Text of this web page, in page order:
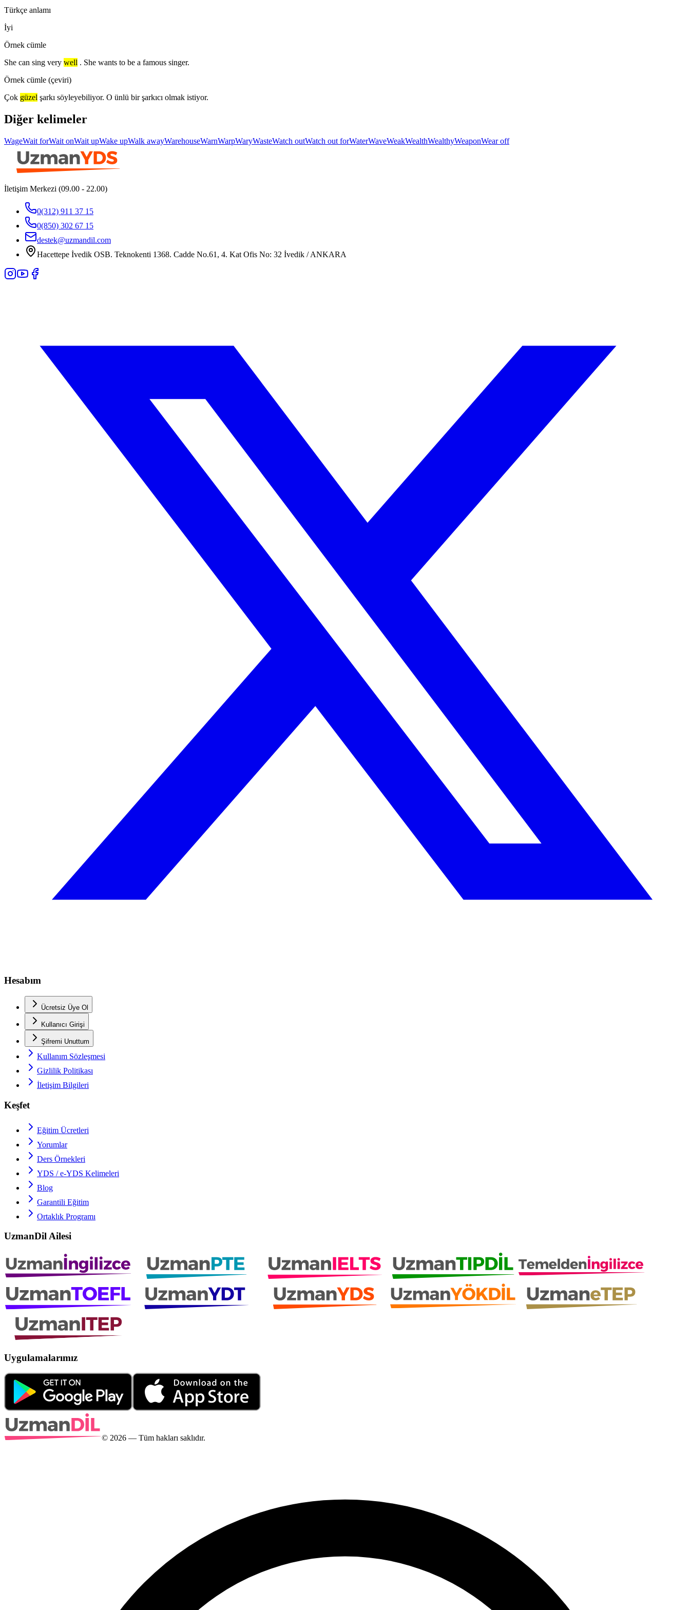
Türkçe anlamı
İyi
Örnek cümle
She can sing very well . She wants to be a famous singer.
Örnek cümle (çeviri)
Çok güzel şarkı söyleyebiliyor. O ünlü bir şarkıcı olmak istiyor.
Diğer kelimeler
WageWait forWait onWait upWake upWalk awayWarehouseWarnWarpWaryWasteWatch outWatch out forWaterWaveWeakWealthWealthyWeaponWear off
İletişim Merkezi (09.00 - 22.00)
0(312) 911 37 15
0(850) 302 67 15
destek@uzmandil.com
Hacettepe İvedik OSB. Teknokenti 1368. Cadde No.61, 4. Kat Ofis No: 32 İvedik / ANKARA
Hesabım
Ücretsiz Üye Ol
Kullanıcı Girişi
Şifremi Unuttum
Kullanım Sözleşmesi
Gizlilik Politikası
İletişim Bilgileri
Keşfet
Eğitim Ücretleri
Yorumlar
Ders Örnekleri
YDS / e-YDS Kelimeleri
Blog
Garantili Eğitim
Ortaklık Programı
UzmanDil Ailesi
Uygulamalarımız
© 2026 — Tüm hakları saklıdır.